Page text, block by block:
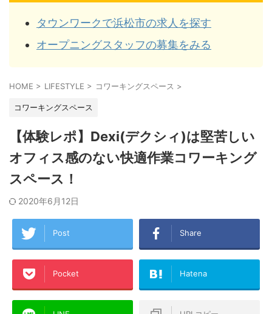
タウンワークで浜松市の求人を探す
オープニングスタッフの募集をみる
HOME > LIFESTYLE > コワーキングスペース >
コワーキングスペース
【体験レポ】Dexi(デクシィ)は堅苦しい
オフィス感のない快適作業コワーキング
スペース！
2020年6月12日
Post Share
Pocket Hatena